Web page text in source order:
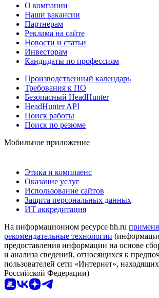
О компании
Наши вакансии
Партнерам
Реклама на сайте
Новости и статьи
Инвесторам
Кандидаты по профессиям
Производственный календарь
Требования к ПО
Безопасный HeadHunter
HeadHunter API
Поиск работы
Поиск по резюме
Мобильное приложение
Этика и комплаенс
Оказание услуг
Использование сайтов
Защита персональных данных
ИТ аккредитация
На информационном ресурсе hh.ru
рекомендательные технологии
предоставления информации на основе
и анализа сведений, относящихся к
пользователей сети «Интернет»,
Российской Федерации)